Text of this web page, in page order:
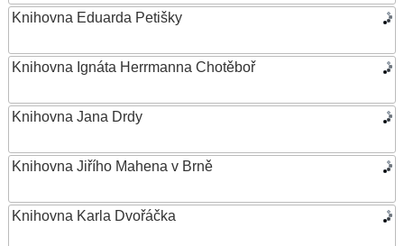
Knihovna Eduarda Petišky
Knihovna Ignáta Herrmanna Chotěboř
Knihovna Jana Drdy
Knihovna Jiřího Mahena v Brně
Knihovna Karla Dvořáčka